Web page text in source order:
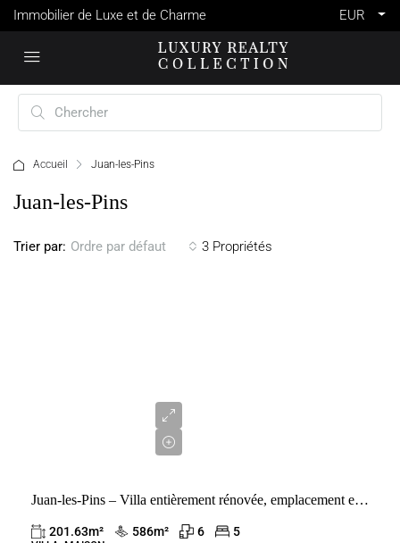
Immobilier de Luxe et de Charme EUR
Accueil Juan-les-Pins
Juan-les-Pins
3 Propriétés
Trier par: Ordre par défaut
Juan-les-Pins – Villa entièrement rénovée, emplacement exceptionnel
201.63m² 586m² 6 5